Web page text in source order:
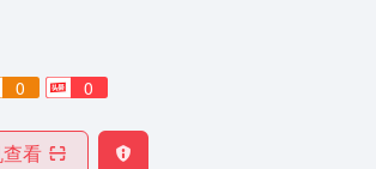
0 0
看